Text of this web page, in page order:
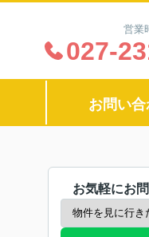
営業
027-
お問い合
お気軽にお